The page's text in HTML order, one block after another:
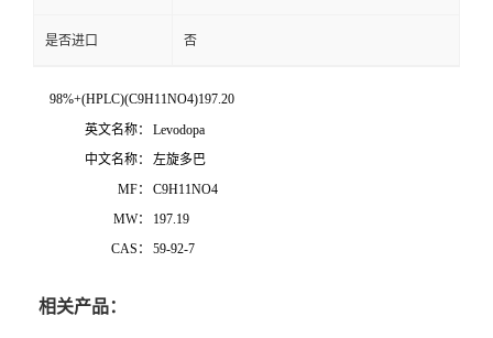
是否进口 否
98%+(HPLC)(C9H11NO4)197.20
英文名称：
Levodopa
中文名称：
左旋多巴
MF：
C9H11NO4
MW：
197.19
CAS：
59-92-7
相关产品：